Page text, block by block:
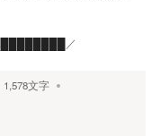
／
1,578文字